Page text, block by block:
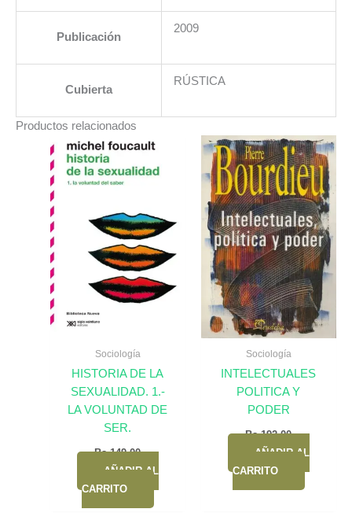
Publicación
2009
Cubierta
RÚSTICA
Productos relacionados
Sociología
HISTORIA DE LA
SEXUALIDAD. 1.-
LA VOLUNTAD DE
SER.
Bs.149,00
AÑADIR AL
CARRITO
Sociología
INTELECTUALES
POLITICA Y
PODER
Bs.192,00
AÑADIR AL
CARRITO